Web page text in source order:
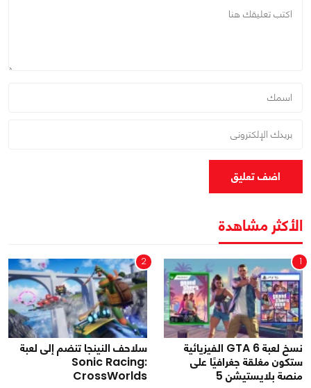
اضف تعليق
الأكثر مشاهدة
1
نسخ لعبة GTA 6 الفيزيائية
ستكون مغلقة جغرافيًا على
منصة بلايستيشن 5
2
سلاحف النينجا تنضم إلى لعبة
Sonic Racing:
CrossWorlds